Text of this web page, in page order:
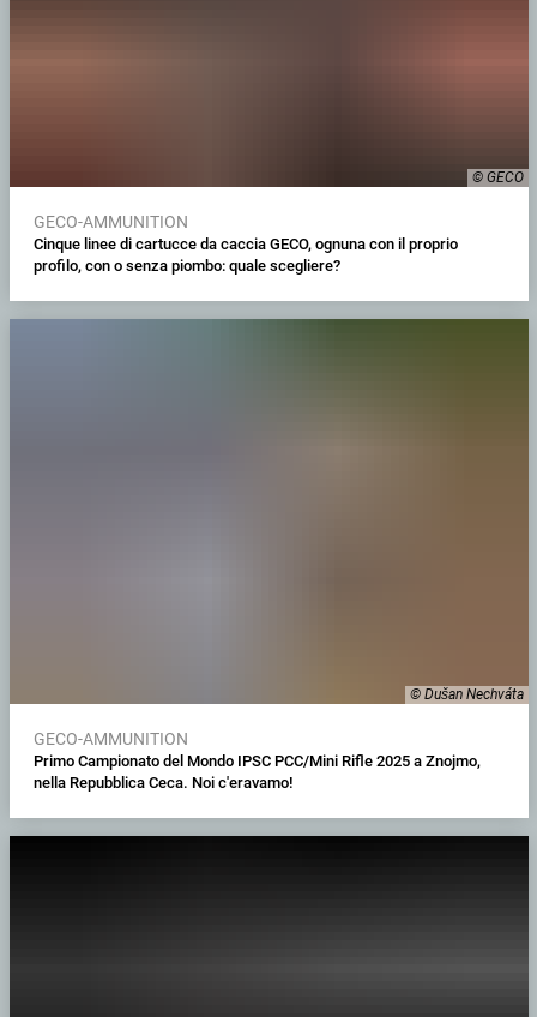
© GECO
GECO-AMMUNITION
Cinque linee di cartucce da caccia GECO, ognuna con il proprio
profilo, con o senza piombo: quale scegliere?
© Dušan Nechváta
GECO-AMMUNITION
Primo Campionato del Mondo IPSC PCC/Mini Rifle 2025 a Znojmo,
nella Repubblica Ceca. Noi c'eravamo!